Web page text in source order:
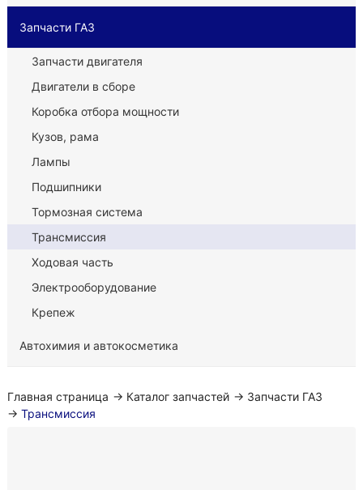
Запчасти ГАЗ
Запчасти двигателя
Двигатели в сборе
Коробка отбора мощности
Кузов, рама
Лампы
Подшипники
Тормозная система
Трансмиссия
Ходовая часть
Электрооборудование
Крепеж
Автохимия и автокосметика
Главная страница → Каталог запчастей → Запчасти ГАЗ
→ Трансмиссия